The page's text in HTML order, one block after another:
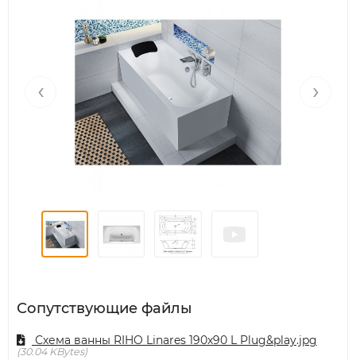
‹ ›
Сопутствующие файлы
Схема ванны RIHO Linares 190x90 L Plug&play.jpg
30.04 KBytes